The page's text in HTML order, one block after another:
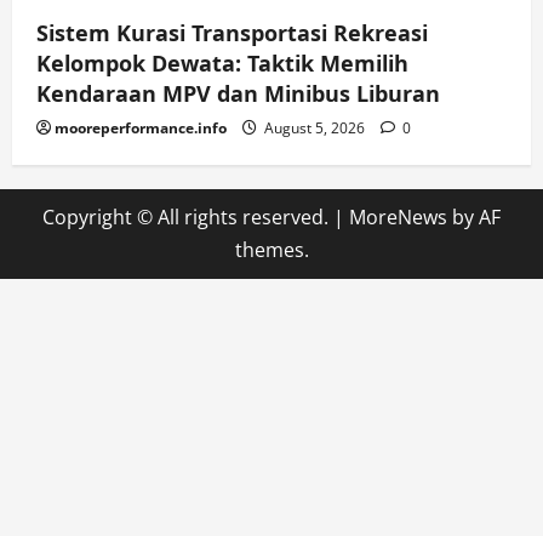
Sistem Kurasi Transportasi Rekreasi
Kelompok Dewata: Taktik Memilih
Kendaraan MPV dan Minibus Liburan
mooreperformance.info August 5, 2026 0
Copyright © All rights reserved. | MoreNews by AF
themes.